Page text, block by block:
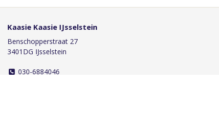
Kaasie Kaasie IJsselstein
Benschopperstraat 27
3401DG IJsselstein
030-6884046